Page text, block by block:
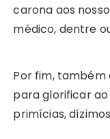
carona aos
médico, dentre
Por fim, também
para glorificar ao
primícias,